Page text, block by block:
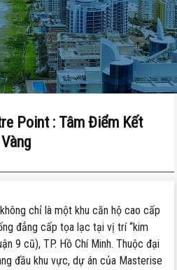
Point : Tâm Điểm Kết
chỉ là một khu căn hộ cao cấp
đẳng cấp tọa lạc tại vị trí “kim
9 cũ), TP. Hồ Chí Minh. Thuộc đại
đầu khu vực, dự án của Masterise